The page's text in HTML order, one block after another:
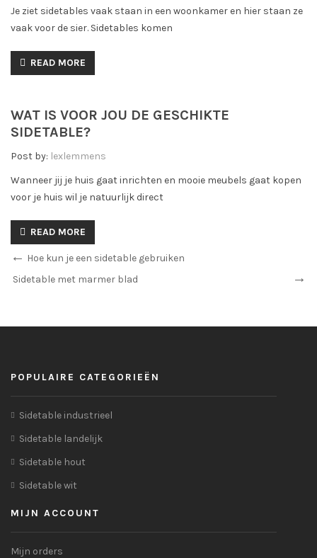
Je ziet sidetables vaak staan in een woonkamer en hier staan ze
vaak voor de sier. Sidetables komen
READ MORE
WAT IS VOOR JOU DE GESCHIKTE
SIDETABLE?
Post by: lexlemmens
Wanneer jij je huis gaat inrichten en mooie meubels gaat kopen
voor je huis wil je natuurlijk direct
READ MORE
Hoe kun je een sidetable gebruiken
Sidetable met marmer blad
POPULAIRE CATEGORIEËN
Sidetable industrieel
Sidetable landelijk
Sidetable hout
Sidetable wit
MIJN ACCOUNT
Mijn orders